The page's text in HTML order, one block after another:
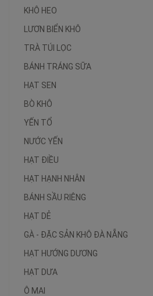
KHÔ HEO
LƯƠN BIỂN KHÔ
TRÀ TÚI LỌC
BÁNH TRÁNG SỮA
HẠT SEN
BÒ KHÔ
YẾN TỔ
NƯỚC YẾN
HẠT ĐIỀU
HẠT HẠNH NHÂN
BÁNH SẦU RIÊNG
HẠT DẺ
GÀ - ĐẶC SẢN KHÔ ĐÀ NẴNG
HẠT HƯỚNG DƯƠNG
HẠT DƯA
Ô MAI